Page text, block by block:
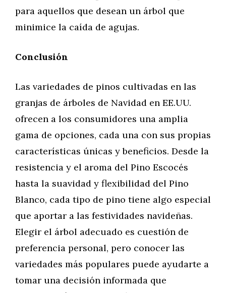
para aquellos que desean un árbol que
minimice la caída de agujas.
Conclusión
Las variedades de pinos cultivadas en las
granjas de árboles de Navidad en EE.UU.
ofrecen a los consumidores una amplia
gama de opciones, cada una con sus propias
características únicas y beneficios. Desde la
resistencia y el aroma del Pino Escocés
hasta la suavidad y flexibilidad del Pino
Blanco, cada tipo de pino tiene algo especial
que aportar a las festividades navideñas.
Elegir el árbol adecuado es cuestión de
preferencia personal, pero conocer las
variedades más populares puede ayudarte a
tomar una decisión informada que